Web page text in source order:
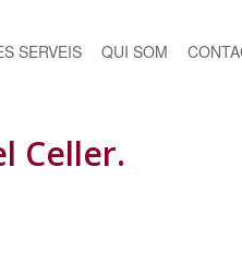
SERVEIS QUI SOM
Celler.